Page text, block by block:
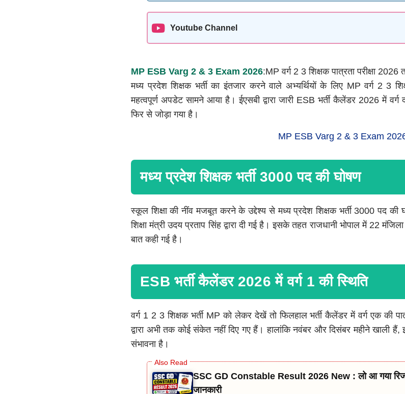
Youtube Channel
MP ESB Varg 2 & 3 Exam 2026:MP वर्ग 2 3 शिक्षक पात्रता परीक्षा 2026
मध्य प्रदेश शिक्षक भर्ती का इंतजार करने वाले अभ्यर्थियों के लिए MP वर्ग 2 3
महत्वपूर्ण अपडेट सामने आया है। ईएसबी द्वारा जारी ESB भर्ती कैलेंडर 2026 में वर्ग
फिर से जोड़ा गया है।
MP ESB Varg 2 & 3 Exam
मध्य प्रदेश शिक्षक भर्ती 3000 पद की घोषण
स्कूल शिक्षा की नींव मजबूत करने के उद्देश्य से मध्य प्रदेश शिक्षक भर्ती 3000 पद की
शिक्षा मंत्री उदय प्रताप सिंह द्वारा दी गई है। इसके तहत राजधानी भोपाल में 22
बात कही गई है।
ESB भर्ती कैलेंडर 2026 में वर्ग 1 की स्थिति
वर्ग 1 2 3 शिक्षक भर्ती MP को लेकर देखें तो फिलहाल भर्ती कैलेंडर में वर्ग एक की
द्वारा अभी तक कोई संकेत नहीं दिए गए हैं। हालांकि नवंबर और दिसंबर महीने खाली
संभावना है।
SSC GD Constable Result 2026 New : लो आ गया
जानकारी